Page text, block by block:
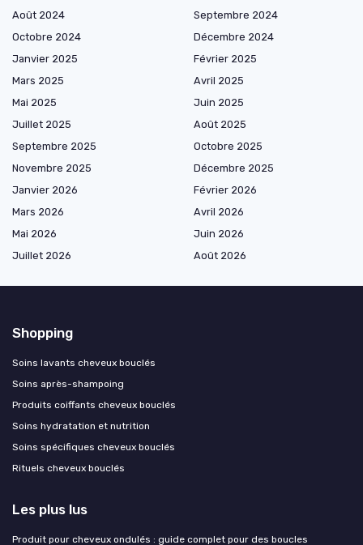
Août 2024
Septembre 2024
Octobre 2024
Décembre 2024
Janvier 2025
Février 2025
Mars 2025
Avril 2025
Mai 2025
Juin 2025
Juillet 2025
Août 2025
Septembre 2025
Octobre 2025
Novembre 2025
Décembre 2025
Janvier 2026
Février 2026
Mars 2026
Avril 2026
Mai 2026
Juin 2026
Juillet 2026
Août 2026
Shopping
Soins lavants cheveux bouclés
Soins après-shampoing
Produits coiffants cheveux bouclés
Soins hydratation et nutrition
Soins spécifiques cheveux bouclés
Rituels cheveux bouclés
Les plus lus
Produit pour cheveux ondulés : guide complet pour des boucles